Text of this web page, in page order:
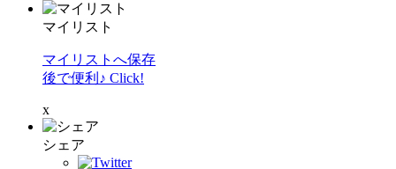
マイリスト
マイリストへ保存
後で便利♪ Click!
x
シェア